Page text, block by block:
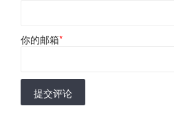
你的邮箱*
提交评论